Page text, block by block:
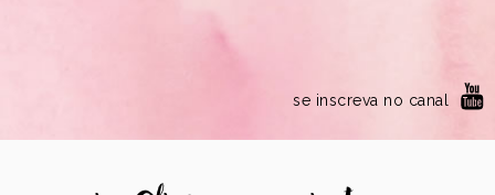
se inscreva no canal